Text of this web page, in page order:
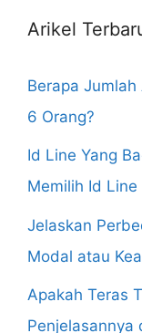
Arikel
Berapa
6 Orang?
Id Line Yang
Memilih Id
Jelaskan
Modal atau
Apakah Teras
Penjelasannya